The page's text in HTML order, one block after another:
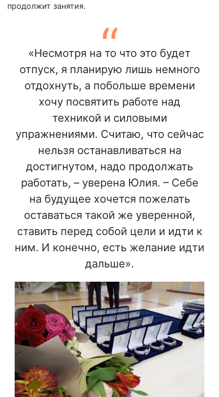
продолжит занятия.
«Несмотря на то что это будет
отпуск, я планирую лишь немного
отдохнуть, а побольше времени
хочу посвятить работе над
техникой и силовыми
упражнениями. Считаю, что сейчас
нельзя останавливаться на
достигнутом, надо продолжать
работать, – уверена Юлия. – Себе
на будущее хочется пожелать
оставаться такой же уверенной,
ставить перед собой цели и идти к
ним. И конечно, есть желание идти
дальше».